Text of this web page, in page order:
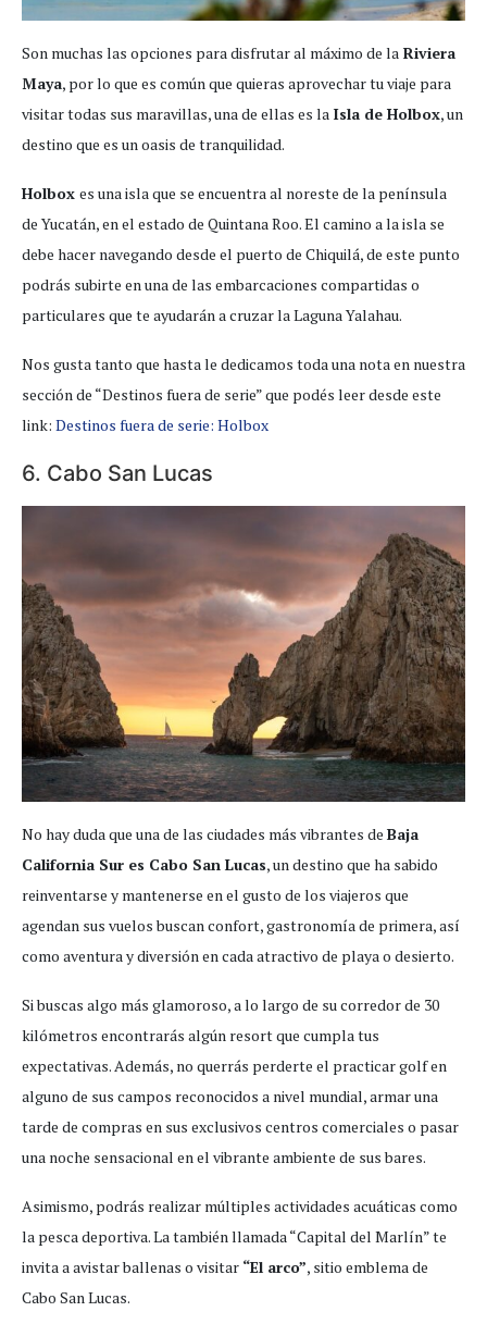
Son muchas las opciones para disfrutar al máximo de la Riviera
Maya, por lo que es común que quieras aprovechar tu viaje para
visitar todas sus maravillas, una de ellas es la Isla de Holbox, un
destino que es un oasis de tranquilidad.
Holbox es una isla que se encuentra al noreste de la península
de Yucatán, en el estado de Quintana Roo. El camino a la isla se
debe hacer navegando desde el puerto de Chiquilá, de este punto
podrás subirte en una de las embarcaciones compartidas o
particulares que te ayudarán a cruzar la Laguna Yalahau.
Nos gusta tanto que hasta le dedicamos toda una nota en nuestra
sección de “Destinos fuera de serie” que podés leer desde este
link: Destinos fuera de serie: Holbox
6. Cabo San Lucas
No hay duda que una de las ciudades más vibrantes de Baja
California Sur es Cabo San Lucas, un destino que ha sabido
reinventarse y mantenerse en el gusto de los viajeros que
agendan sus vuelos buscan confort, gastronomía de primera, así
como aventura y diversión en cada atractivo de playa o desierto.
Si buscas algo más glamoroso, a lo largo de su corredor de 30
kilómetros encontrarás algún resort que cumpla tus
expectativas. Además, no querrás perderte el practicar golf en
alguno de sus campos reconocidos a nivel mundial, armar una
tarde de compras en sus exclusivos centros comerciales o pasar
una noche sensacional en el vibrante ambiente de sus bares.
Asimismo, podrás realizar múltiples actividades acuáticas como
la pesca deportiva. La también llamada “Capital del Marlín” te
invita a avistar ballenas o visitar “El arco”, sitio emblema de
Cabo San Lucas.